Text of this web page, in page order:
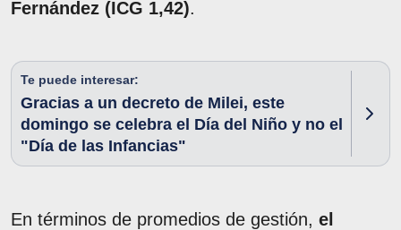
Fernández (ICG 1,42).
Te puede interesar:
Gracias a un decreto de Milei, este
domingo se celebra el Día del Niño y no el
"Día de las Infancias"
En términos de promedios de gestión, el